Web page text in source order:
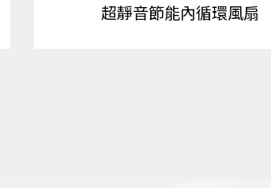
超靜音節能內循環風扇